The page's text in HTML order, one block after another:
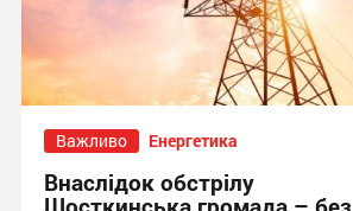
Важливо Енергетика
Внаслідок обстрілу